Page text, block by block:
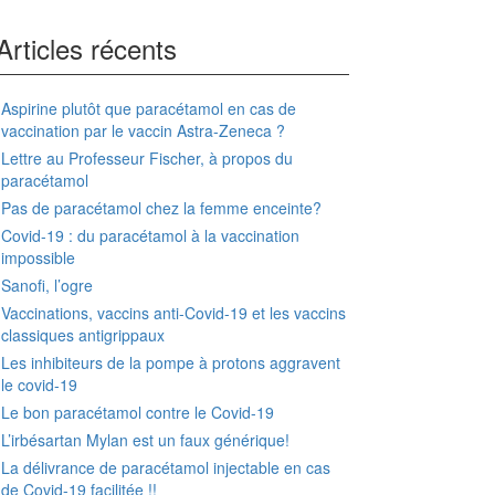
récents
Aspirine plutôt que paracétamol en cas de
vaccination par le vaccin Astra-Zeneca ?
Lettre au Professeur Fischer, à propos du
paracétamol
Pas de paracétamol chez la femme enceinte?
Covid-19 : du paracétamol à la vaccination
impossible
Sanofi, l’ogre
Vaccinations, vaccins anti-Covid-19 et les vaccins
classiques antigrippaux
Les inhibiteurs de la pompe à protons aggravent
le covid-19
Le bon paracétamol contre le Covid-19
L’irbésartan Mylan est un faux générique!
La délivrance de paracétamol injectable en cas
de Covid-19 facilitée !!